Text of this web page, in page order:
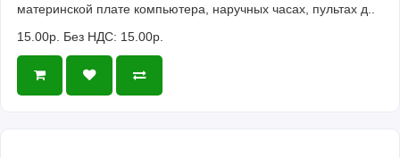
материнской плате компьютера, наручных часах, пультах д..
15.00р. Без НДС: 15.00р.